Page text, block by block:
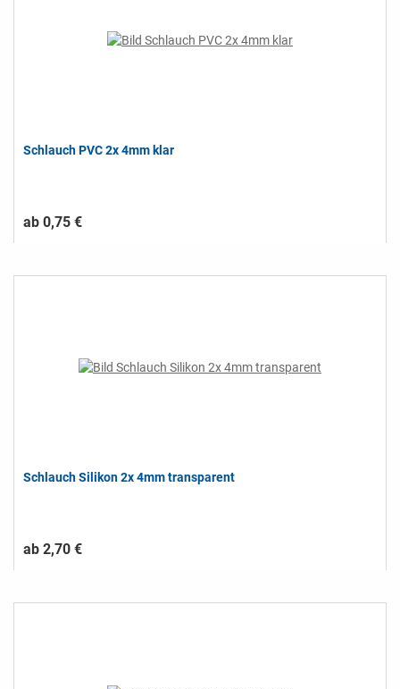
Schlauch PVC 2x 4mm klar
ab 0,75 €
Schlauch Silikon 2x 4mm transparent
ab 2,70 €